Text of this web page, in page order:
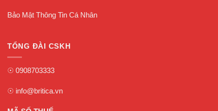
Bảo Mật Thông Tin Cá Nhân
TỔNG ĐÀI CSKH
☉ 0908703333
☉ info@britica.vn